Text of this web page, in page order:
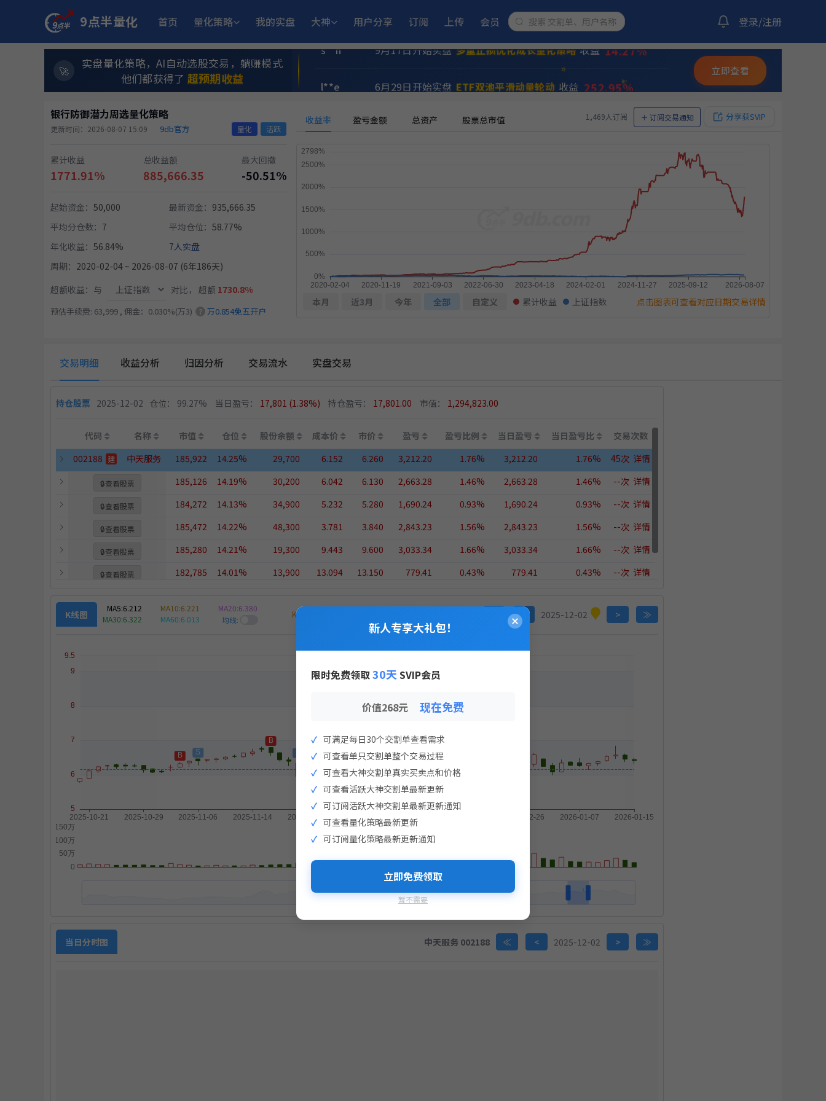
暂无流水记录
关闭
策略实盘支付 ×
点击生成支付二维码
点击生成支付二维码
生成支付二维码
9点半量化 首页 量化策略 我的实盘 大神 用户分享 订阅 上传 会员 登录/注册
💫
⭐
实盘量化策略，AI自动选股交易，躺赚模式
他们都获得了 超预期收益
s**h 9月17日开始实盘 多重止损优化成长量化策略 收益 14.27%
252.95%
a**n 6月15日开始实盘 小市值_ETF轮动_双龙出海 收益 14.01%
9**方
A**e
立即查看
银行防御潜力周选量化策略
更新时间：2026-08-07 15:09 9db官方 量化 活跃
累计收益
1771.91%
总收益额
885,666.35
最大回撤
-50.51%
起始资金： 50,000 最新资金： 935,666.35
平均分仓数： 7 平均仓位： 58.77%
年化收益： 56.84%
7人实盘
周期： 2020-02-04 ~ 2026-08-07 (6年186天)
超额收益：与
对比， 超额 1730.8%
预估手续费: 63,999 , 佣金：0.030%(万3) ? 万0.854免五开户
收益率 盈亏金额 总资产 股票总市值 1,469人订阅 ＋ 订阅交易通知 分享获SVIP
本月 近3月 今年 全部 自定义 累计收益 上证指数 点击图表可查看对应日期交易详情
交易明细 收益分析 归因分析 交易流水 实盘交易
持仓股票 2025-12-02 仓位： 99.27% 当日盈亏： 17,801 (1.38%) 持仓盈亏： 17,801.00 市值： 1,294,823.00
代码 名称 市值 仓位 股份余额 成本价 市价 盈亏 盈亏比例 当日盈亏 当日盈亏比
交易次数
002188 建 中天服务 185,922 14.25% 29,700 6.152 6.260 3,212.20 1.76% 3,212.20 1.76% 45次 详情
🔒查看股票 185,126 14.19% 30,200 6.042 6.130 2,663.28 1.46% 2,663.28 1.46% --次 详情
🔒查看股票 184,272 14.13% 34,900 5.232 5.280 1,690.24 0.93% 1,690.24 0.93% --次 详情
🔒查看股票 185,472 14.22% 48,300 3.781 3.840 2,843.23 1.56% 2,843.23 1.56% --次 详情
🔒查看股票 185,280 14.21% 19,300 9.443 9.600 3,033.34 1.66% 3,033.34 1.66% --次 详情
🔒查看股票 182,785 14.01% 13,900 13.094 13.150 779.41 0.43% 779.41 0.43% --次 详情
K线图
MA5:6.212 MA10:6.221 MA20:6.380
MA30:6.322 MA60:6.013 均线: K线价为何与上方持仓价不同？ < 2025-12-02 > ≫
当日分时图 中天服务 002188 ≪ < 2025-12-02 > ≫
新人专享大礼包！
限时免费领取30天 SVIP会员
价值268元 现在免费
可满足每日30个交割单查看需求
可查看单只交割单整个交易过程
可查看大神交割单真实买卖点和价格
可查看活跃大神交割单最新更新
可订阅活跃大神交割单最新更新通知
可查看量化策略最新更新
可订阅量化策略最新更新通知
立即免费领取
暂不需要